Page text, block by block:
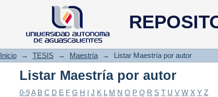
Listar Maestría por autor
Inicio → TESIS → Maestría → Listar Maestría por autor
Listar Maestría por autor
0-9A B C D E F G H I J K L M N O P Q R S T U V W X Y Z